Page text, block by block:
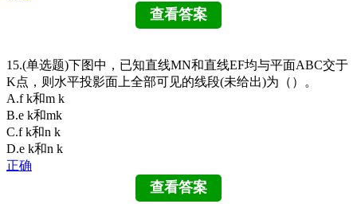
15.(单选题)下图中，已知直线MN和直线EF均与平面ABC交于
K点，则水平投影面上全部可见的线段(未给出)为（）。
A.f k和m k
B.e k和mk
C.f k和n k
D.e k和n k
正确